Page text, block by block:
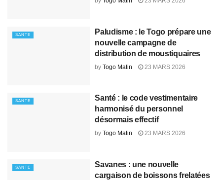
SANTE
Paludisme : le Togo prépare une
nouvelle campagne de
distribution de moustiquaires
by Togo Matin 23 MARS 2026
SANTE
Santé : le code vestimentaire
harmonisé du personnel
désormais effectif
by Togo Matin 23 MARS 2026
SANTE
Savanes : une nouvelle
cargaison de boissons frelatées